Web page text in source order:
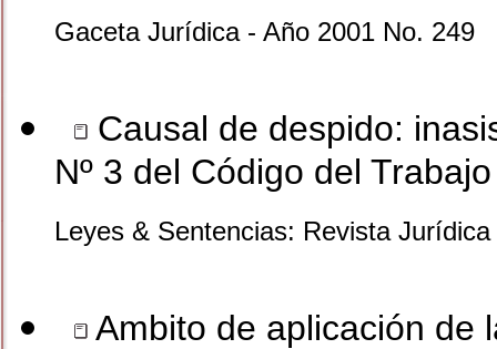
Gaceta Jurídica - Año 2001 No. 249
Causal de despido:
Nº 3 del Código del Trabajo
Leyes & Sentencias: Revista
Ambito de aplicación de